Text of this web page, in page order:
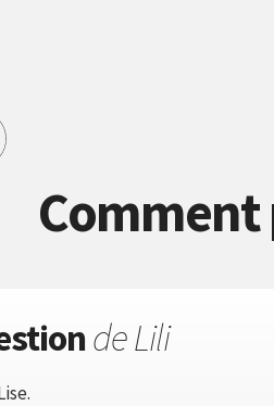
Comment
de Lili